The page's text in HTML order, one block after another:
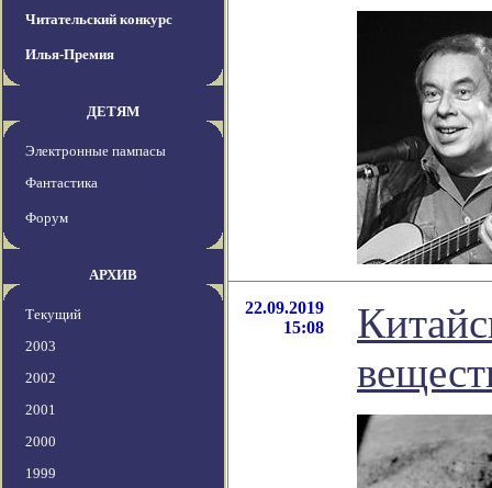
Читательский конкурс
Илья-Премия
ДЕТЯМ
Электронные пампасы
Фантастика
Форум
АРХИВ
Текущий
2003
2002
2001
2000
1999
22.09.2019
15:08